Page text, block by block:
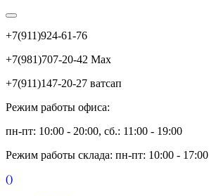
+7(911)924-61-76
+7(981)707-20-42 Max
+7(911)147-20-27 ватсап
Режим работы офиса:
пн-пт: 10:00 - 20:00, сб.: 11:00 - 19:00
Режим работы склада: пн-пт: 10:00 - 17:00
()